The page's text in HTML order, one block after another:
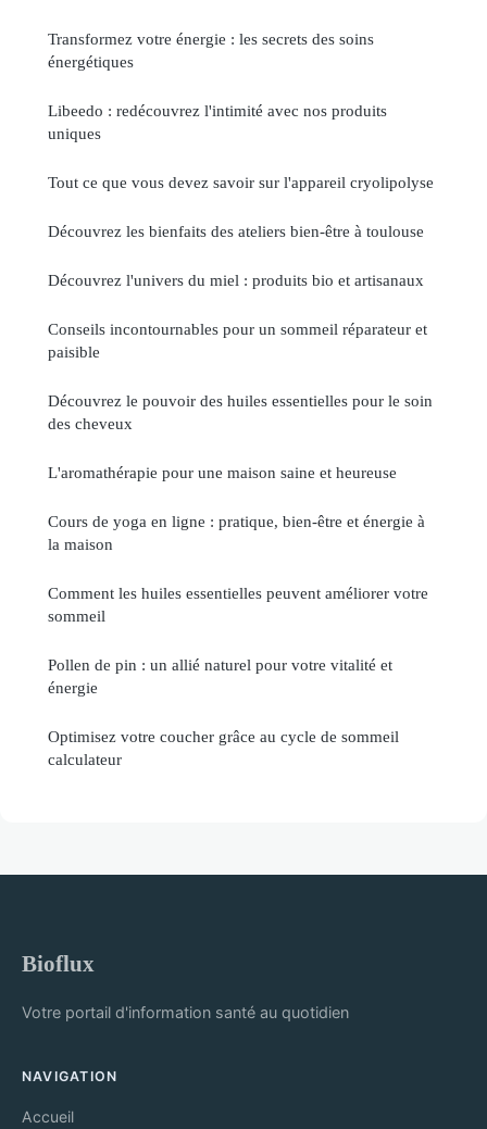
Transformez votre énergie : les secrets des soins
énergétiques
Libeedo : redécouvrez l'intimité avec nos produits
uniques
Tout ce que vous devez savoir sur l'appareil cryolipolyse
Découvrez les bienfaits des ateliers bien-être à toulouse
Découvrez l'univers du miel : produits bio et artisanaux
Conseils incontournables pour un sommeil réparateur et
paisible
Découvrez le pouvoir des huiles essentielles pour le soin
des cheveux
L'aromathérapie pour une maison saine et heureuse
Cours de yoga en ligne : pratique, bien-être et énergie à
la maison
Comment les huiles essentielles peuvent améliorer votre
sommeil
Pollen de pin : un allié naturel pour votre vitalité et
énergie
Optimisez votre coucher grâce au cycle de sommeil
calculateur
Bioflux
Votre portail d'information santé au quotidien
NAVIGATION
Accueil